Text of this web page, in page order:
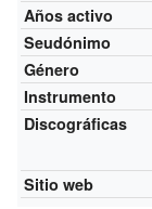
Años activo
Seudónimo
Género
Instrumento
Discográficas
Sitio web